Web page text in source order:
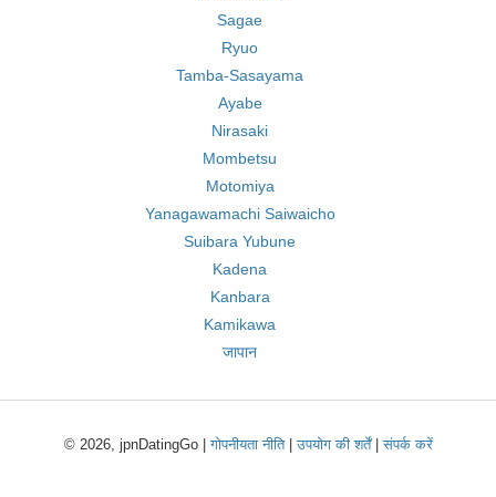
Sagae
Ryuo
Tamba-Sasayama
Ayabe
Nirasaki
Mombetsu
Motomiya
Yanagawamachi Saiwaicho
Suibara Yubune
Kadena
Kanbara
Kamikawa
जापान
© 2026, jpnDatingGo |गोपनीयता नीति|उपयोग की शर्तें|संपर्क करें